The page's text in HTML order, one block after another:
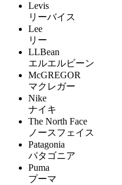
Levis
リーバイス
Lee
リー
LLBean
エルエルビーン
McGREGOR
マクレガー
Nike
ナイキ
The North Face
ノースフェイス
Patagonia
パタゴニア
Puma
プーマ